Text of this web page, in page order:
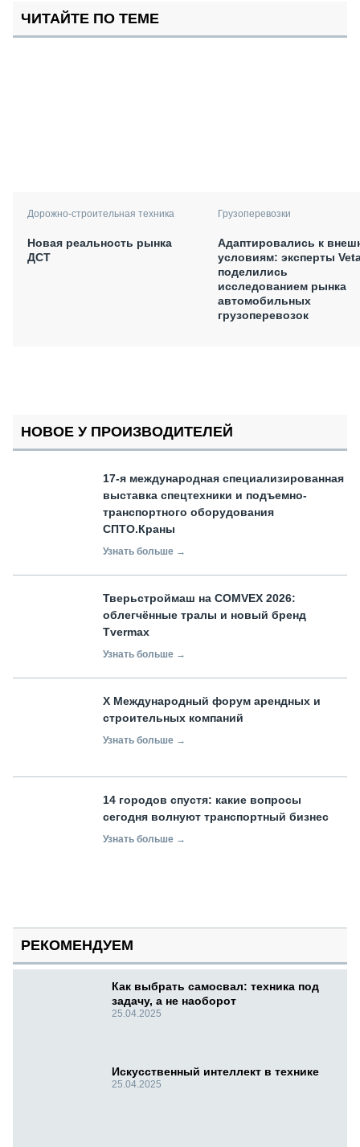
ЧИТАЙТЕ ПО ТЕМЕ
Дорожно-строительная техника
Новая реальность рынка
ДСТ
Грузоперевозки
Адаптировались к
условиям: эксперты
поделились
исследованием рынка
автомобильных
грузоперевозок
НОВОЕ У ПРОИЗВОДИТЕЛЕЙ
17-я международная специализированная
выставка спецтехники и подъемно-
транспортного оборудования
СПТО.Краны
Узнать больше →
Тверьстроймаш на COMVEX 2026:
облегчённые тралы и новый бренд
Tvermax
Узнать больше →
X Международный форум арендных и
строительных компаний
Узнать больше →
14 городов спустя: какие вопросы
сегодня волнуют транспортный бизнес
Узнать больше →
РЕКОМЕНДУЕМ
Как выбрать самосвал: техника под
задачу, а не наоборот
25.04.2025
Искусственный интеллект в технике
25.04.2025